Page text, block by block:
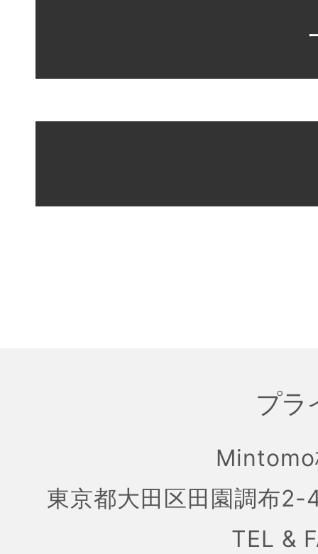
プラ
東京都大田区田園調布
TEL &